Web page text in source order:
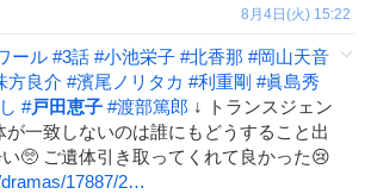
8月4日(火) 15:22
ール #3話 #小池栄子 #北香那 #岡山天音
方良介 #濱尾ノリタカ #利重剛 #眞島秀
#戸田恵子 #渡部篤郎 ↓ トランスジェン
が一致しないのは誰にもどうすること出
🥺 ご遺体引き取ってくれて良かった😢
17887/2…